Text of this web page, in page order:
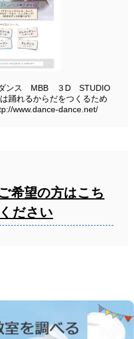
ダンス MBB ３D STUDIO
踊れるからだをつくるため
www.dance-dance.net/
希望の方はこち
ださい